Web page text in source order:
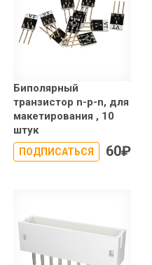
Биполярный
транзистор n-p-n, для
макетирования , 10
штук
ПОДПИСАТЬСЯ 60₽